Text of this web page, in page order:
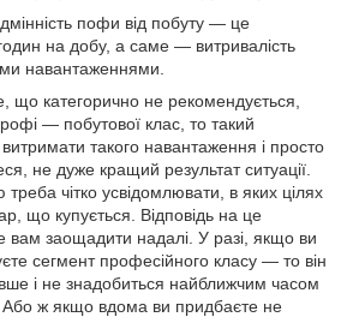
пофи від побуту — це
на добу, а саме — витривалість
навантаженнями.
що категорично не рекомендується,
— побутової клас, то такий
такого навантаження і просто
не дуже кращий результат ситуації.
чітко усвідомлювати, в яких цілях
що купується. Відповідь на це
вам заощадити надалі. У разі, якщо ви
сегмент професійного класу — то він
і не знадобиться найближчим часом
Або ж якщо вдома ви придбаєте не